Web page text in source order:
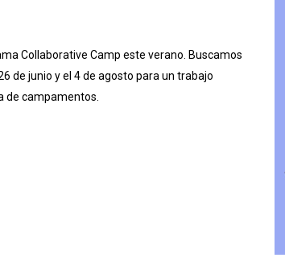
Collaborative Camp este verano. Buscamos
de junio y el 4 de agosto para un trabajo
de campamentos.